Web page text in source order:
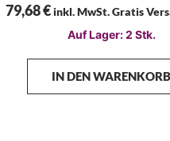
79,68€inkl. MwSt. Gratis
Auf Lager: 2 Stk.
IN DEN WARENKORB